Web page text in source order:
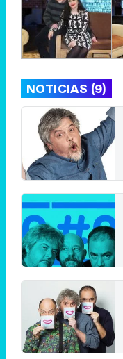
NOTICIAS (9)